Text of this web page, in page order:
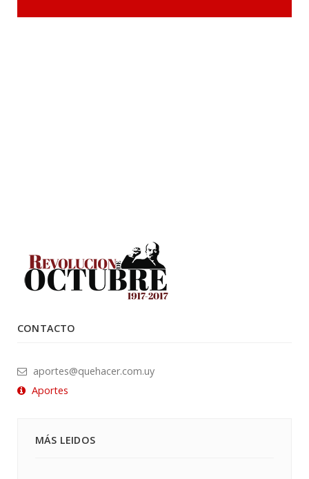
CONTACTO
aportes@quehacer.com.uy
Aportes
MÁS LEIDOS